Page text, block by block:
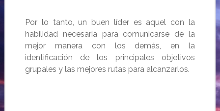
Por lo tanto, un buen líder es aquel con la
habilidad necesaria para comunicarse de la
mejor manera
con los demás, en la
identificación de los principales objetivos
grupales y las mejores rutas para alcanzarlos.